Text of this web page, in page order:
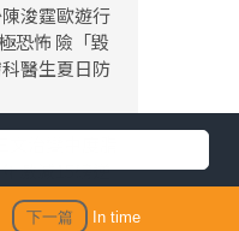
浚霆歐遊行
恐怖 險「毀
醫生夏日防
治變中度脂
激減15磅逆
下一篇 In time